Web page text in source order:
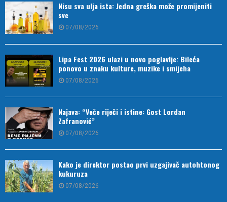
Nisu sva ulja ista: Jedna greška može promijeniti
sve
07/08/2026
Lipa Fest 2026 ulazi u novo poglavlje: Bileća
ponovo u znaku kulture, muzike i smijeha
07/08/2026
Najava: “Veče riječi i istine: Gost Lordan
Zafranović”
07/08/2026
Kako je direktor postao prvi uzgajivač autohtonog
kukuruza
07/08/2026